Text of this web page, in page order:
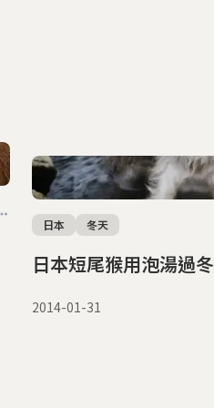
日本短尾猴用泡湯過冬
日本 冬天
2014-01-31